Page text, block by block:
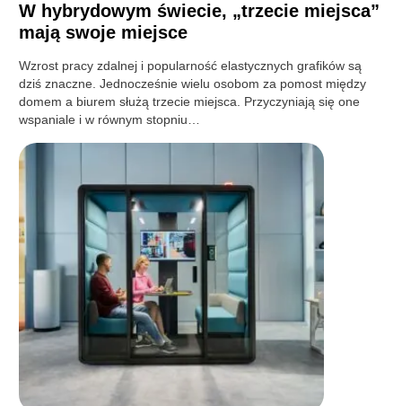
W hybrydowym świecie, „trzecie miejsca”
mają swoje miejsce
Wzrost pracy zdalnej i popularność elastycznych grafików są
dziś znaczne. Jednocześnie wielu osobom za pomost między
domem a biurem służą trzecie miejsca. Przyczyniają się one
wspaniale i w równym stopniu…